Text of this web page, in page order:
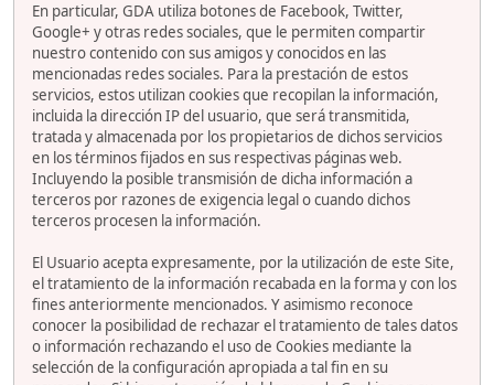
En particular, GDA utiliza botones de Facebook, Twitter,
Google+ y otras redes sociales, que le permiten compartir
nuestro contenido con sus amigos y conocidos en las
mencionadas redes sociales. Para la prestación de estos
servicios, estos utilizan cookies que recopilan la información,
incluida la dirección IP del usuario, que será transmitida,
tratada y almacenada por los propietarios de dichos servicios
en los términos fijados en sus respectivas páginas web.
Incluyendo la posible transmisión de dicha información a
terceros por razones de exigencia legal o cuando dichos
terceros procesen la información.
El Usuario acepta expresamente, por la utilización de este Site,
el tratamiento de la información recabada en la forma y con los
fines anteriormente mencionados. Y asimismo reconoce
conocer la posibilidad de rechazar el tratamiento de tales datos
o información rechazando el uso de Cookies mediante la
selección de la configuración apropiada a tal fin en su